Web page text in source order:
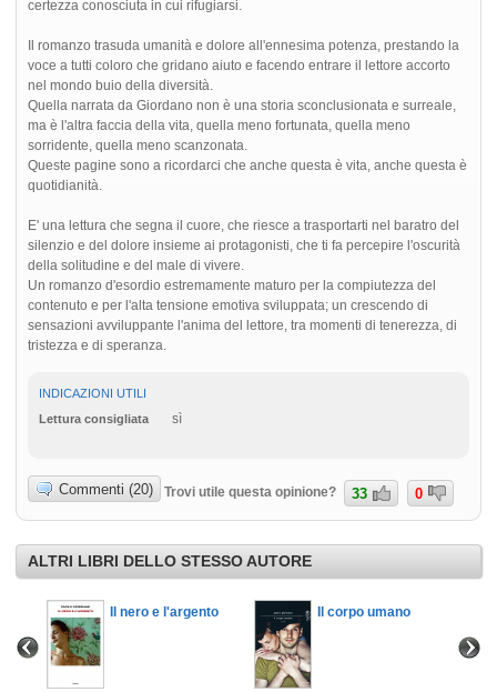
certezza conosciuta in cui rifugiarsi.
Il romanzo trasuda umanità e dolore all'ennesima potenza, prestando la
voce a tutti coloro che gridano aiuto e facendo entrare il lettore accorto
nel mondo buio della diversità.
Quella narrata da Giordano non è una storia sconclusionata e surreale,
ma è l'altra faccia della vita, quella meno fortunata, quella meno
sorridente, quella meno scanzonata.
Queste pagine sono a ricordarci che anche questa è vita, anche questa è
quotidianità.
E' una lettura che segna il cuore, che riesce a trasportarti nel baratro del
silenzio e del dolore insieme ai protagonisti, che ti fa percepire l'oscurità
della solitudine e del male di vivere.
Un romanzo d'esordio estremamente maturo per la compiutezza del
contenuto e per l'alta tensione emotiva sviluppata; un crescendo di
sensazioni avviluppante l'anima del lettore, tra momenti di tenerezza, di
tristezza e di speranza.
INDICAZIONI UTILI
Lettura consigliata
sì
Commenti (20) Trovi utile questa opinione? 33 0
ALTRI LIBRI DELLO STESSO AUTORE
Il nero e l'argento Il corpo umano